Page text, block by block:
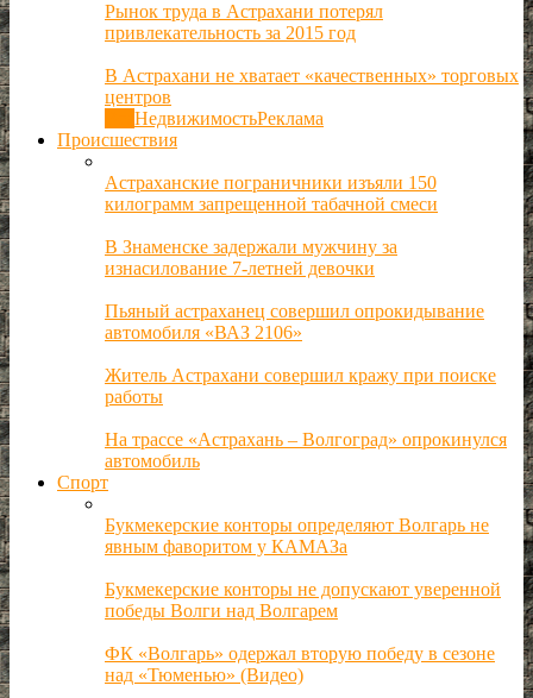
Рынок труда в Астрахани потерял
привлекательность за 2015 год
В Астрахани не хватает «качественных» торговых
центров
НедвижимостьРеклама
Происшествия
Астраханские пограничники изъяли 150
килограмм запрещенной табачной смеси
В Знаменске задержали мужчину за
изнасилование 7-летней девочки
Пьяный астраханец совершил опрокидывание
автомобиля «ВАЗ 2106»
Житель Астрахани совершил кражу при поиске
работы
На трассе «Астрахань – Волгоград» опрокинулся
автомобиль
Спорт
Букмекерские конторы определяют Волгарь не
явным фаворитом у КАМАЗа
Букмекерские конторы не допускают уверенной
победы Волги над Волгарем
ФК «Волгарь» одержал вторую победу в сезоне
над «Тюменью» (Видео)